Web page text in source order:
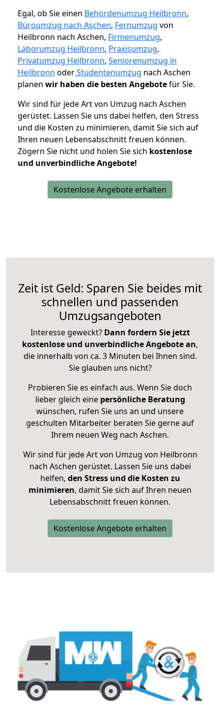
Egal, ob Sie einen Behördenumzug Heilbronn,
Büroumzug nach Aschen, Fernumzug von
Heilbronn nach Aschen, Firmenumzug,
Laborumzug Heilbronn, Praxisumzug,
Privatumzug Heilbronn, Seniorenumzug in
Heilbronn oderStudentenumzug nach Aschen
planen wir haben die besten Angebotefür Sie.
Wir sind für jede Art von Umzug nach Aschen
gerüstet. Lassen Sie uns dabei helfen, den Stress
und die Kosten zu minimieren, damit Sie sich auf
Ihren neuen Lebensabschnitt freuen können.
Zögern Sie nicht und holen Sie sich kostenlose
und unverbindliche Angebote!
Kostenlose Angebote erhalten
Zeit ist Geld: Sparen Sie beides mit
schnellen und passenden
Umzugsangeboten
Interesse geweckt? Dann fordern Sie jetzt
kostenlose und unverbindliche Angebote an,
die innerhalb von ca. 3 Minuten bei Ihnen sind.
Sie glauben uns nicht?
Probieren Sie es einfach aus. Wenn Sie doch
lieber gleich eine persönliche Beratung
wünschen, rufen Sie uns an und unsere
geschulten Mitarbeiter beraten Sie gerne auf
Ihrem neuen Weg nach Aschen.
Wir sind für jede Art von Umzug von Heilbronn
nach Aschen gerüstet. Lassen Sie uns dabei
helfen, den Stress und die Kosten zu
minimieren, damit Sie sich auf Ihren neuen
Lebensabschnitt freuen können.
Kostenlose Angebote erhalten